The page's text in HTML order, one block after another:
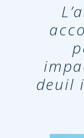
deuil